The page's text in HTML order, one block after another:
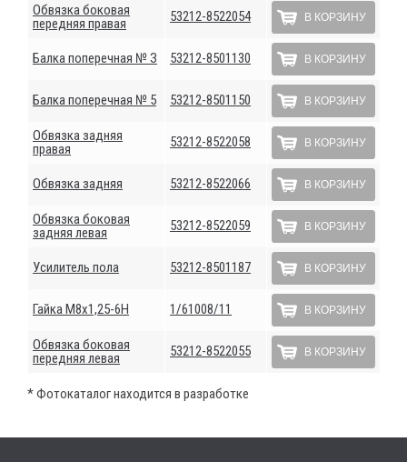
Обвязка боковая
передняя правая
53212-8522054 В КОРЗИНУ
Балка поперечная № З 53212-8501130 В КОРЗИНУ
Балка поперечная № 5 53212-8501150 В КОРЗИНУ
Обвязка задняя
правая
53212-8522058 В КОРЗИНУ
Обвязка задняя 53212-8522066 В КОРЗИНУ
Обвязка боковая
задняя левая
53212-8522059 В КОРЗИНУ
Усилитель пола 53212-8501187 В КОРЗИНУ
Гайка М8х1,25-6Н 1/61008/11 В КОРЗИНУ
Обвязка боковая
передняя левая
53212-8522055 В КОРЗИНУ
* Фотокаталог находится в разработке